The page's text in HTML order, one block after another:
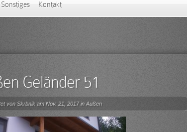
Sonstiges Kontakt
Geländer 51
von Skrbnik am Nov. 21, 2017 in Außen